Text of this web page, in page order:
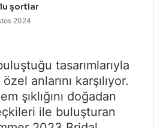
şortlar
2024
tasarımlarıyla
anlarını karşılıyor.
şıklığını doğadan
ile buluşturan